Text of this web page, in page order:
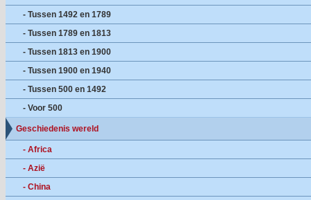
- Tussen 1492 en 1789
- Tussen 1789 en 1813
- Tussen 1813 en 1900
- Tussen 1900 en 1940
- Tussen 500 en 1492
- Voor 500
Geschiedenis wereld
- Africa
- Azië
- China